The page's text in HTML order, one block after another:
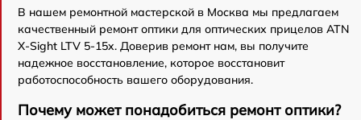
В нашем ремонтной мастерской в Москва мы предлагаем
качественный ремонт оптики для оптических прицелов ATN
X-Sight LTV 5-15x. Доверив ремонт нам, вы получите
надежное восстановление, которое восстановит
работоспособность вашего оборудования.
Почему может понадобиться ремонт оптики?